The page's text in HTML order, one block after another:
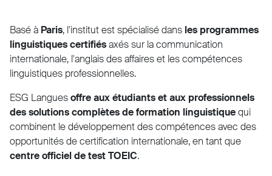
Basé à Paris, l'institut est spécialisé dans les programmes
linguistiques certifiésaxés sur la communication
internationale, l'anglais des affaires et les compétences
linguistiques professionnelles.
ESG Languesoffre aux étudiants et aux professionnels
des solutions complètes de formation linguistiquequi
combinent le développement des compétences avec des
opportunités de certification internationale, en tant que
centre officiel de test TOEIC.